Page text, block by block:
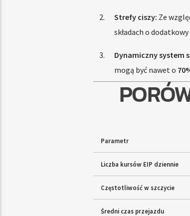
Strefy ciszy: Ze
składach o
Dynamiczny system
mogą być nawet o
Parametr
Liczba kursów EIP dziennie
Częstotliwość w szczycie
Średni czas przejazdu